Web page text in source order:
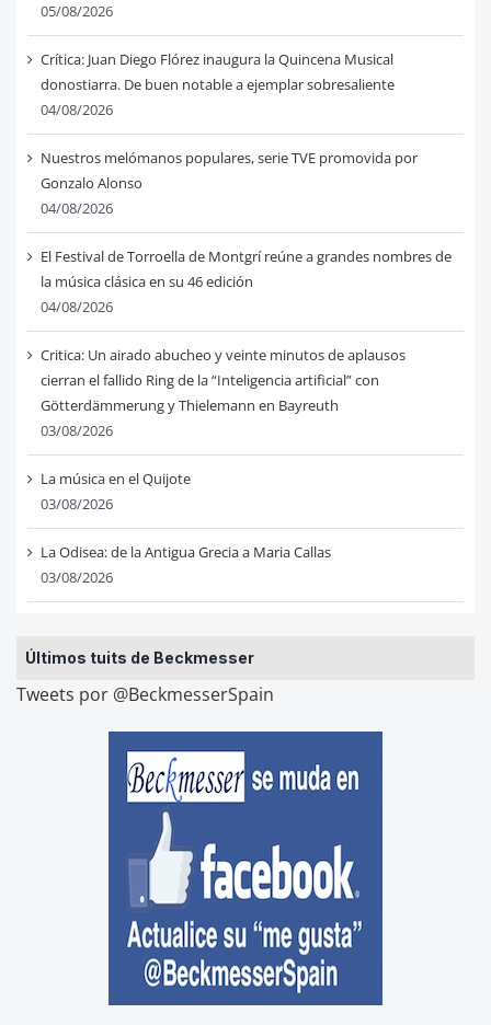
05/08/2026
Crítica: Juan Diego Flórez inaugura la Quincena Musical
donostiarra. De buen notable a ejemplar sobresaliente
04/08/2026
Nuestros melómanos populares, serie TVE promovida por
Gonzalo Alonso
04/08/2026
El Festival de Torroella de Montgrí reúne a grandes nombres de
la música clásica en su 46 edición
04/08/2026
Critica: Un airado abucheo y veinte minutos de aplausos
cierran el fallido Ring de la “Inteligencia artificial” con
Götterdämmerung y Thielemann en Bayreuth
03/08/2026
La música en el Quijote
03/08/2026
La Odisea: de la Antigua Grecia a Maria Callas
03/08/2026
Últimos tuits de Beckmesser
Tweets por @BeckmesserSpain